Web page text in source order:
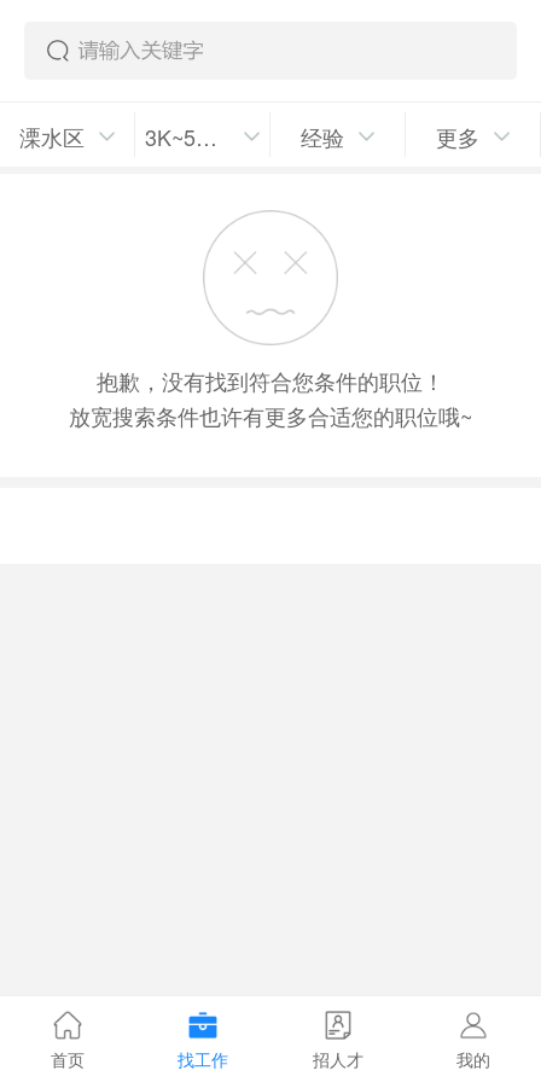
溧水区 3K~5K/月 经验 更多
抱歉，没有找到符合您条件的职位！
放宽搜索条件也许有更多合适您的职位哦~
首页 找工作 招人才 我的